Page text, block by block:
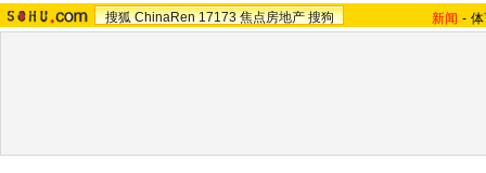
搜狐 ChinaRen 17173 焦点房地产 搜狗 新闻 -